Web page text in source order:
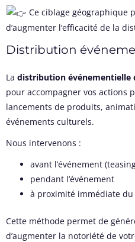
Ce ciblage géographique
d’augmenter l’efficacité de la
Distribution
La distribution événementielle
pour accompagner vos actions
lancements de produits,
événements culturels.
Nous intervenons :
avant l’événement
pendant l’événement
à proximité immédiate
Cette méthode permet de
d’augmenter la notoriété de